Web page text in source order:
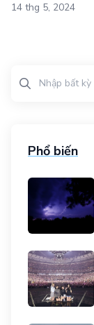
14 thg 5, 2024
Phổ biến